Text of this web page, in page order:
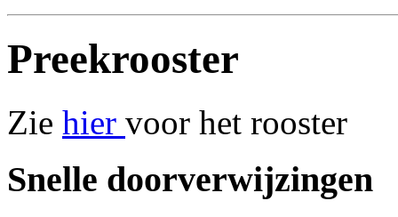
Preekrooster
Zie hier voor het rooster
Snelle doorverwijzingen